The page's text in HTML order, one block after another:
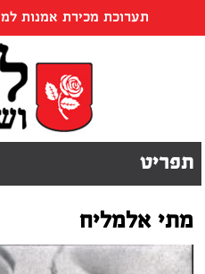
תערוכת מכירת אמנות
תפריט
מתי אלמליח